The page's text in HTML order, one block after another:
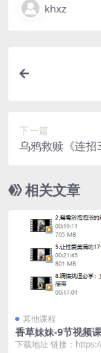
khxz
下一篇
乌鸦救赎《连招
相关文章
其他课程
香草妹妹-9节视频
下载地址 链接：